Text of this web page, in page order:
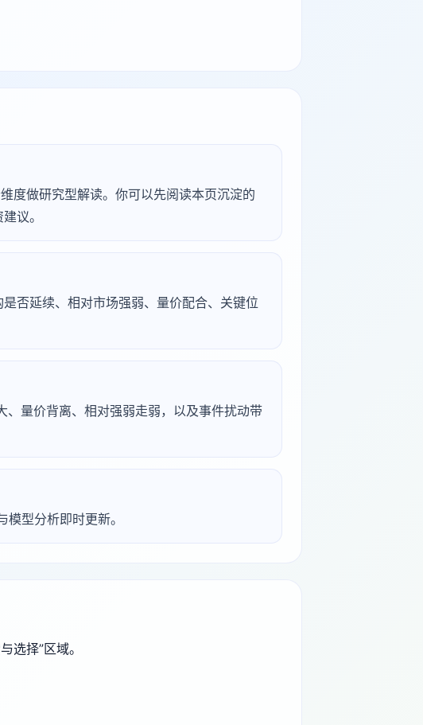
度做研究型解读。你可以先阅读本页沉淀的
议。
否延续、相对市场强弱、量价配合、关键位
量价背离、相对强弱走弱，以及事件扰动带
型分析即时更新。
选择”区域。